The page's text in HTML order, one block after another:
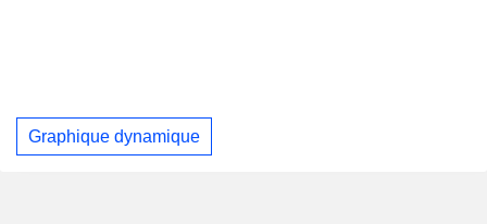
Graphique dynamique